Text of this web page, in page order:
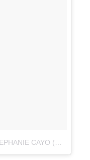
(@dstephaniecayo)